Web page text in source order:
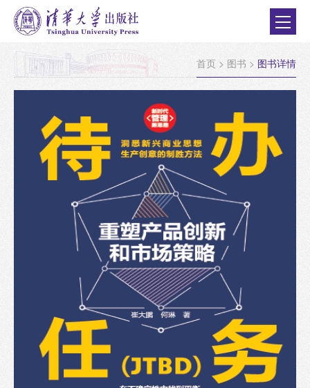
首页 > 图书 > 图书详情